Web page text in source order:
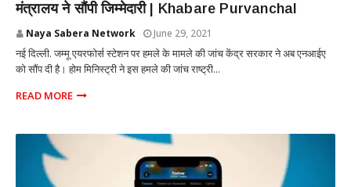
मंत्रालय ने सौंपी जिम्मेदारी | Khabare Purvanchal
Naya Sabera Network June 29, 2021
नई दिल्ली. जम्मू एयरफोर्स स्टेशन पर हमले के मामले की जांच केंद्र सरकार ने अब एनआईए
को सौंप दी है। होम मिनिस्ट्री ने इस हमले की जांच राष्ट्री...
READ MORE